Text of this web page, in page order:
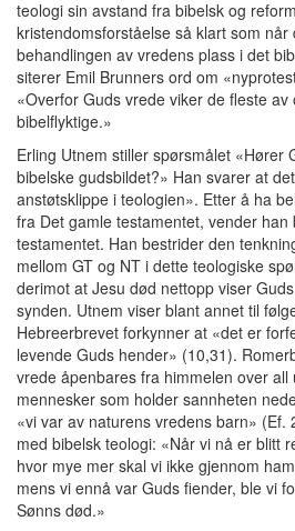
teologi sin avstand fra bibelsk og
kristendomsforståelse så klart som
behandlingen av vredens plass i det
siterer Emil Brunners ord om
«Overfor Guds vrede viker de fleste av
bibelflyktige.»
Erling Utnem stiller spørsmålet «Hører
bibelske gudsbildet?» Han svarer at
anstøtsklippe i teologien». Etter å ha
fra Det gamle testamentet, vender han
testamentet. Han bestrider den
mellom GT og NT i dette teologiske
derimot at Jesu død nettopp viser
synden. Utnem viser blant annet til
Hebreerbrevet forkynner at «det er
levende Guds hender» (10,31).
vrede åpenbares fra himmelen over
mennesker som holder sannheten
«vi var av naturens vredens barn» (Ef.
med bibelsk teologi: «Når vi nå er blitt
hvor mye mer skal vi ikke gjennom
mens vi ennå var Guds fiender, ble vi
Sønns død.»